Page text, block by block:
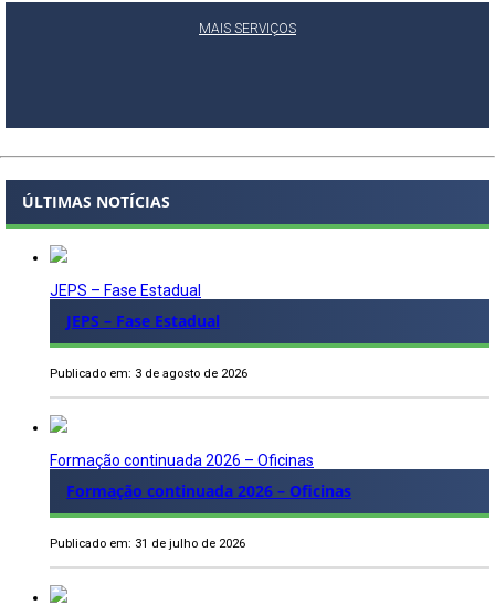
MAIS SERVIÇOS
ÚLTIMAS NOTÍCIAS
JEPS – Fase Estadual
JEPS – Fase Estadual
Publicado em: 3 de agosto de 2026
Formação continuada 2026 – Oficinas
Formação continuada 2026 – Oficinas
Publicado em: 31 de julho de 2026